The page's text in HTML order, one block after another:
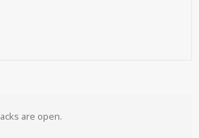
are open.